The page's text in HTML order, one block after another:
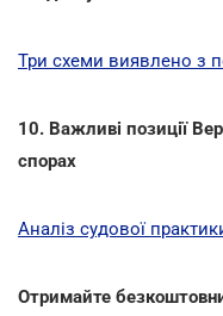
Три схеми виявлено з
10. Важливі позиції
спорах
Аналіз судової
Отримайте